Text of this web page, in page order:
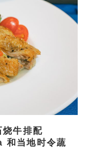
牛排配
当地时令蔬